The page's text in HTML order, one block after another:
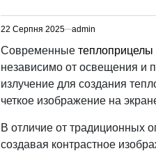
22 Серпня 2025 admin
Современныетеплоприцелы
независимо от освещения и
излучение для создания
четкое изображение на
В отличие от традиционных
создавая контрастное